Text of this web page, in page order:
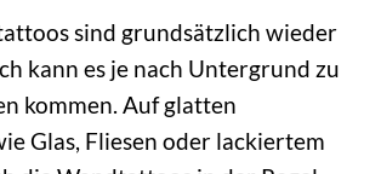
sind grundsätzlich wieder
kann es je nach Untergrund zu
kommen. Auf glatten
Glas, Fliesen oder lackiertem